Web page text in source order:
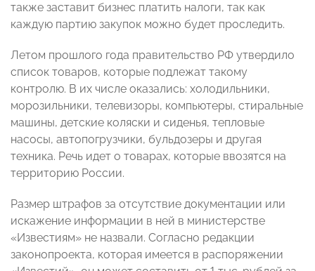
также заставит бизнес платить налоги, так как
каждую партию закупок можно будет проследить.
Летом прошлого года правительство РФ утвердило
список товаров, которые подлежат такому
контролю. В их числе оказались: холодильники,
морозильники, телевизоры, компьютеры, стиральные
машины, детские коляски и сиденья, тепловые
насосы, автопогрузчики, бульдозеры и другая
техника. Речь идет о товарах, которые ввозятся на
территорию России.
Размер штрафов за отсутствие документации или
искажение информации в ней в министерстве
«Известиям» не назвали. Согласно редакции
законопроекта, которая имеется в распоряжении